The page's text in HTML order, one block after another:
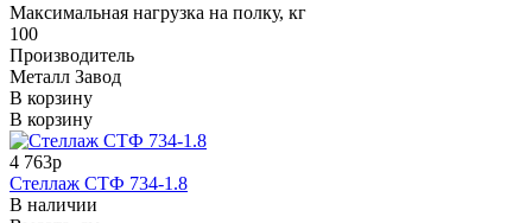
Максимальная нагрузка на полку, кг
100
Производитель
Металл Завод
В корзину
В корзину
4 763р
Стеллаж СТФ 734-1.8
В наличии